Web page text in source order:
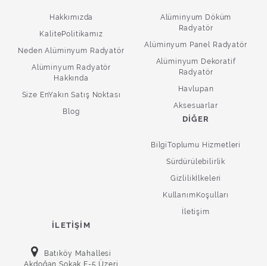
Hakkımızda
KalitePolitikamız
Neden Alüminyum Radyatör
Alüminyum Radyatör
Hakkında
Size EnYakın Satış Noktası
Blog
Alüminyum Döküm
Radyatör
Alüminyum Panel Radyatör
Alüminyum Dekoratif
Radyatör
Havlupan
Aksesuarlar
DIĞER
BilgiToplumu Hizmetleri
Sürdürülebilirlik
Gizlilikİlkeleri
KullanımKoşulları
İletişim
İLETIŞIM
Batıköy Mahallesi
Akdoğan Sokak E-5 Üzeri